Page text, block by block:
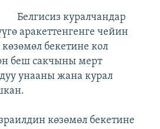
Белгисиз куралчандар
аракеттенгенге чейин
бекетине кол
беш сакчыны мерт
унааны жана курал
көзөмөл бекетине